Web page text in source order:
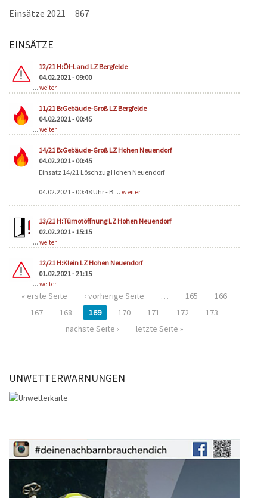
Einsätze 2021 867
EINSÄTZE
12/21 H:Öl-Land LZ Bergfelde
04.02.2021 - 09:00
... weiter
11/21 B:Gebäude-Groß LZ Bergfelde
04.02.2021 - 00:45
... weiter
14/21 B:Gebäude-Groß LZ Hohen Neuendorf
04.02.2021 - 00:45
Einsatz 14/21 Löschzug Hohen Neuendorf
04.02.2021 - 00:48 Uhr - B:... weiter
13/21 H:Türnotöffnung LZ Hohen Neuendorf
02.02.2021 - 15:15
... weiter
12/21 H:Klein LZ Hohen Neuendorf
01.02.2021 - 21:15
... weiter
Seiten
« erste Seite ‹ vorherige Seite … 165
166
167
168 169 170 171 172
173
nächste Seite ›
letzte Seite »
UNWETTERWARNUNGEN